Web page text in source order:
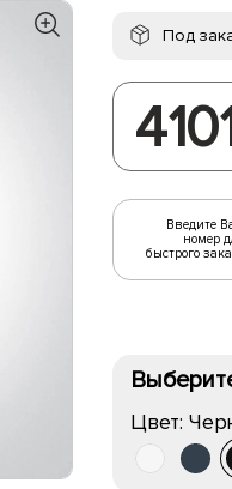
Под
Введите
номер
быстрого
Цвет: